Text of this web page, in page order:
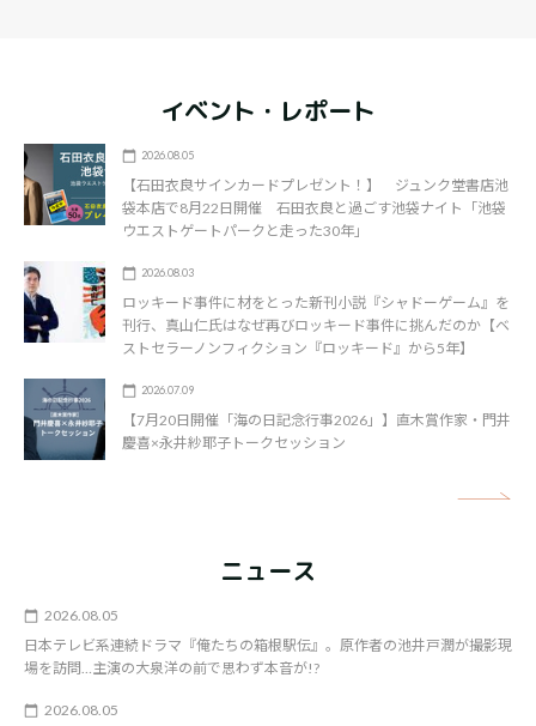
イベント・レポート
2026.08.05
【石田衣良サインカードプレゼント！】 ジュンク堂書店池
袋本店で8月22日開催 石田衣良と過ごす池袋ナイト「池袋
ウエストゲートパークと走った30年」
2026.08.03
ロッキード事件に材をとった新刊小説『シャドーゲーム』を
刊行、真山仁氏はなぜ再びロッキード事件に挑んだのか【ベ
ストセラーノンフィクション『ロッキード』から5年】
2026.07.09
【7月20日開催「海の日記念行事2026」】直木賞作家・門井
慶喜×永井紗耶子トークセッション
ニュース
2026.08.05
日本テレビ系連続ドラマ『俺たちの箱根駅伝』。原作者の池井戸潤が撮影現
場を訪問…主演の大泉洋の前で思わず本音が!?
2026.08.05